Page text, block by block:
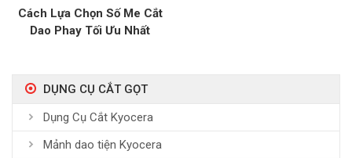
Cách Lựa Chọn Số Me Cắt
Dao Phay Tối Ưu Nhất
DỤNG CỤ CẮT GỌT
Dụng Cụ Cắt Kyocera
Mảnh dao tiện Kyocera